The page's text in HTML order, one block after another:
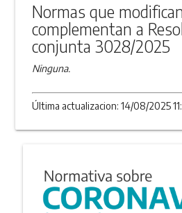
Normas que
complementan a
conjunta 3028/2025
Ninguna.
Última actualizacion: 14/08/2025